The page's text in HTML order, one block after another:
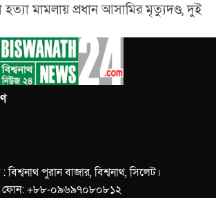
হত্যা মামলায় প্রধান আসামির মৃত্যুদণ্ড, দুই
: বিশ্বনাথ পুরান বাজার, বিশ্বনাথ, সিলেট।
ফোন: +৮৮-০৯৬৯৭০৮০৮১২